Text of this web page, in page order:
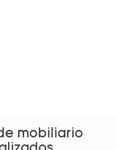
mobiliario